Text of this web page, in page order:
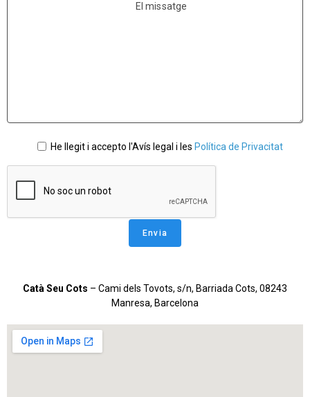
El missatge
He llegit i accepto l'Avís legal i les Política de Privacitat
Catà Seu Cots – Cami dels Tovots, s/n, Barriada Cots, 08243
Manresa, Barcelona